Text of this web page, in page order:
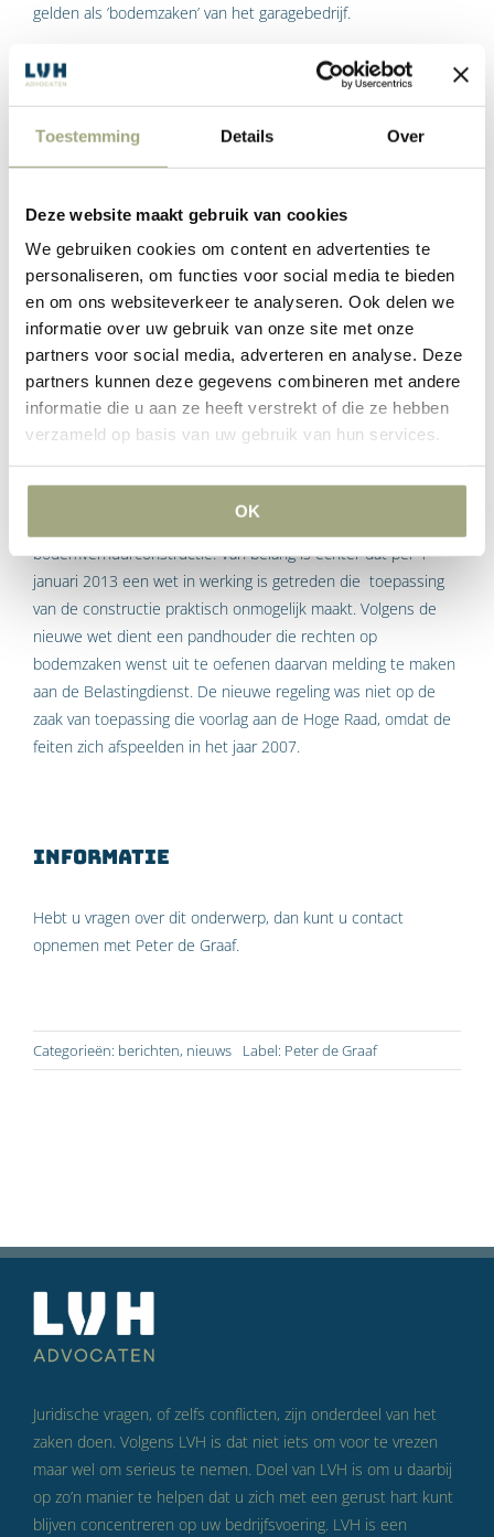
Toestemming Details Over
Deze website maakt gebruik van cookies
We gebruiken cookies om content en advertenties te
personaliseren, om functies voor social media te bieden
en om ons websiteverkeer te analyseren. Ook delen we
informatie over uw gebruik van onze site met onze
partners voor social media, adverteren en analyse. Deze
partners kunnen deze gegevens combineren met andere
informatie die u aan ze heeft verstrekt of die ze hebben
verzameld op basis van uw gebruik van hun services.
OK
gelden als ’bodemzaken’ van het garagebedrijf.
De curator van het garagebedrijf meende dat de
bodemverhuurconstructie een paulianeuze rechtshandeling,
handeling is kort gezegd een rechtshandeling die vanwege
haar schuldeisers benadelende karakter onrechtmatig is. De
rechtshandelingen te vernietigen. Door vernietiging komen
met terugwerkende kracht de gevolgen van de rechts­
handeling te vervallen. De vraag is daarom van belang of er
sprake is van een rechts­handeling of van een feitelijke
handeling. De Hoge Raad stelde voorop dat het de bank was
toegestaan om de verpande zaken in zijn macht te brengen
teneinde een vuistpandrecht te realiseren. Deze omzetting
huur­overeenkomst is aangegaan, doet daar niets aan af, aldus
bodemverhuurconstructie. Van belang is echter dat per 1
januari 2013 een wet in werking is getreden die toepassing
van de constructie prak­tisch onmogelijk maakt. Volgens de
nieuwe wet dient een pandhouder die rechten op
bodemzaken wenst uit te oefenen daarvan melding te maken
aan de Belastingdienst. De nieuwe regeling was niet op de
zaak van toepassing die voorlag aan de Hoge Raad, omdat de
feiten zich afspeelden in het jaar 2007.
Informatie
Hebt u vragen over dit onderwerp, dan kunt u contact
opnemen met Peter de Graaf.
Categorieën: berichten, nieuws Label: Peter de Graaf
Juridische vragen, of zelfs conflicten, zijn onderdeel van het
zaken doen. Volgens LVH is dat niet iets om voor te vrezen
maar wel om serieus te nemen. Doel van LVH is om u daarbij
op zo’n manier te helpen dat u zich met een gerust hart kunt
blijven concentreren op uw bedrijfsvoering. LVH is een